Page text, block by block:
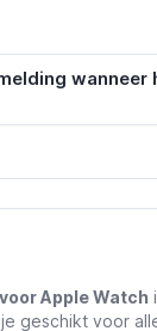
Apple Watch
geschikt voor